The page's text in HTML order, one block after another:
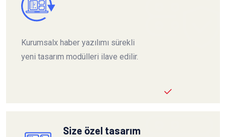
Kurumsalx haber yazılımı sürekli
yeni tasarım modülleri ilave edilir.
Size özel tasarım